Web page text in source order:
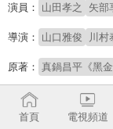
演員： 山田孝之 矢部
導演： 山口雅俊 川村
原著： 真鍋昌平《黑金
首頁
電視頻道